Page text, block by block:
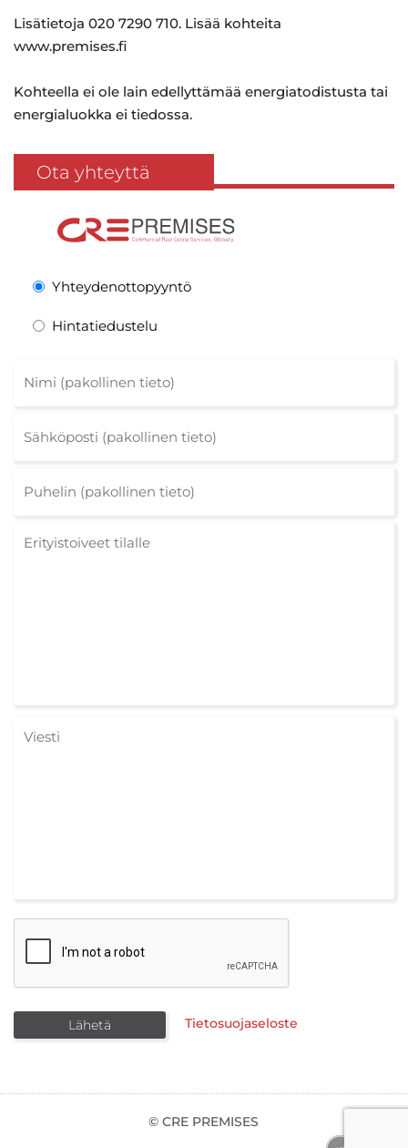
Lisätietoja 020 7290 710. Lisää kohteita
www.premises.fi
Kohteella ei ole lain edellyttämää energiatodistusta tai
energialuokka ei tiedossa.
Ota yhteyttä
Yhteydenottopyyntö
Hintatiedustelu
Tietosuojaseloste
© CRE PREMISES